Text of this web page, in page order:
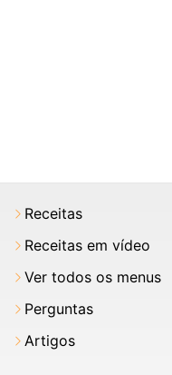
Receitas
Receitas em vídeo
Ver todos os menus
Perguntas
Artigos